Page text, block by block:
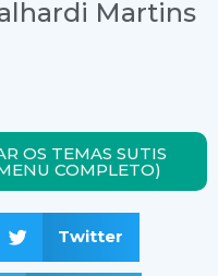
Martins
OS TEMAS SUTIS
COMPLETO)
Twitter